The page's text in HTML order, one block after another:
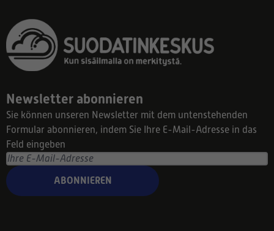
Newsletter abonnieren
Sie können unseren Newsletter mit dem untenstehenden
Formular abonnieren, indem Sie Ihre E-Mail-Adresse in das
Feld eingeben
ABONNIEREN